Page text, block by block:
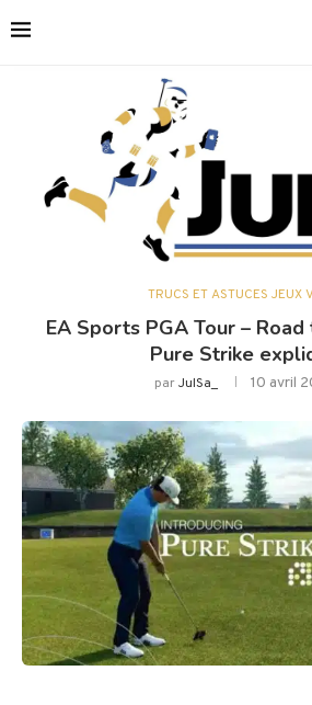
TRUCS ET ASTUCES JEUX
EA Sports PGA Tour –
Pure Strike
parJulSa_ 10 avril